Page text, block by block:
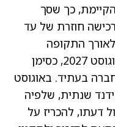
כך שסך
חוזרת של עד
לאורך התקופה
המוארכת של התוכנית עד 28 באוגוסט 2027, כסימן
בעתיד. באוגוסט
שנתית, שלפיה
דעתו, להכריז על